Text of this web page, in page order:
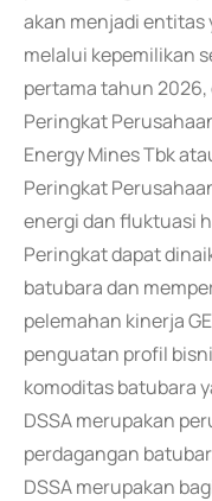
akan menjadi entitas
melalui kepemilikan
pertama tahun
Peringkat
Energy Mines Tbk
Peringkat
energi dan fluktuasi
Peringkat dapat
batubara dan
pelemahan kinerja
penguatan profil
komoditas batubara
DSSA merupakan
perdagangan
DSSA merupakan